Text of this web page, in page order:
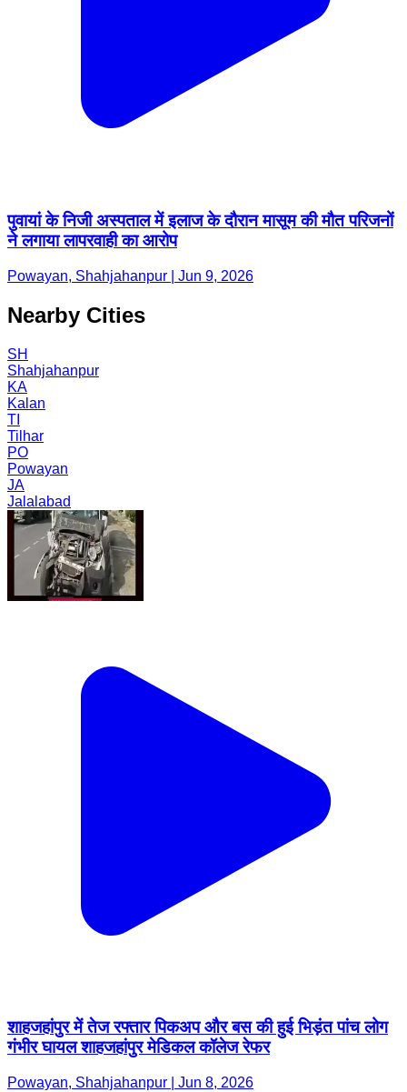
पुवायां के निजी अस्पताल में इलाज के दौरान मासूम की मौत परिजनों
ने लगाया लापरवाही का आरोप
Powayan, Shahjahanpur | Jun 9, 2026
Nearby Cities
SH
Shahjahanpur
KA
Kalan
TI
Tilhar
PO
Powayan
JA
Jalalabad
शाहजहांपुर में तेज रफ्तार पिकअप और बस की हुई भिड़ंत पांच लोग
गंभीर घायल शाहजहांपुर मेडिकल कॉलेज रेफर
Powayan, Shahjahanpur | Jun 8, 2026